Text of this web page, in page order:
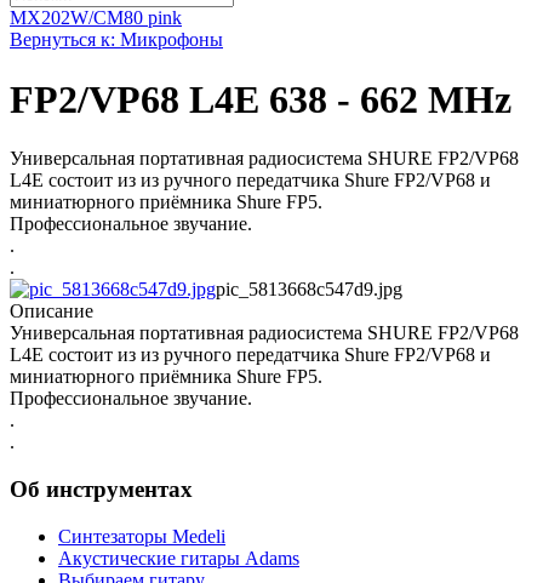
MX202W/CM80 pink
Вернуться к: Микрофоны
FP2/VP68 L4E 638 - 662 MHz
Универсальная портативная радиосистема SHURE FP2/VP68
L4E состоит из из ручного передатчика Shure FP2/VP68 и
миниатюрного приёмника Shure FP5.
Профессиональное звучание.
.
.
pic_5813668c547d9.jpg
Описание
Универсальная портативная радиосистема SHURE FP2/VP68
L4E состоит из из ручного передатчика Shure FP2/VP68 и
миниатюрного приёмника Shure FP5.
Профессиональное звучание.
.
.
Об инструментах
Синтезаторы Мedeli
Акустические гитары Adams